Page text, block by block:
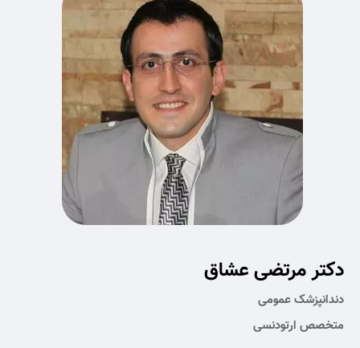
دکتر مرتضی عشاق
دندانپزشک عمومی
متخصص ارتودنسی